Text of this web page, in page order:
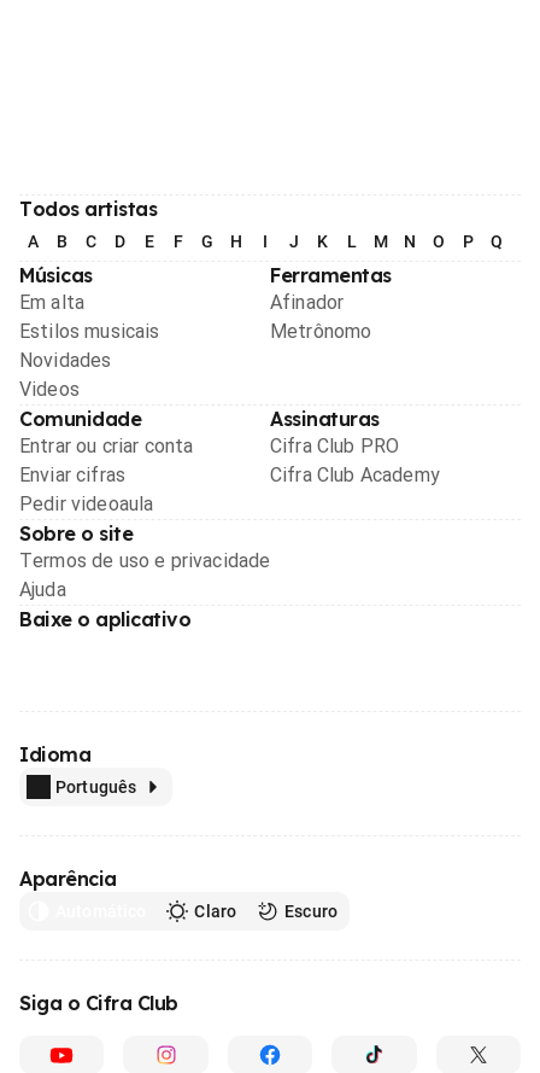
Todos artistas
A B C D E F G H I J K L M N O P Q
Músicas
Em alta
Estilos musicais
Novidades
Videos
Ferramentas
Afinador
Metrônomo
Comunidade
Entrar ou criar conta
Enviar cifras
Pedir videoaula
Assinaturas
Cifra Club PRO
Cifra Club Academy
Sobre o site
Termos de uso e privacidade
Ajuda
Baixe o aplicativo
Idioma
Português
Aparência
Claro Escuro
Siga o Cifra Club